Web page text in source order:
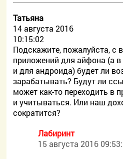
Татьяна
14 августа 2016
10:15:02
Подскажите, пожалуйста, с
приложений для айфона (а
и для андроида) будет ли
зарабатывать? Будут ли
может как-то переходить в
и учитываться. Или наш
сократится?
Лабиринт
15 августа 2016